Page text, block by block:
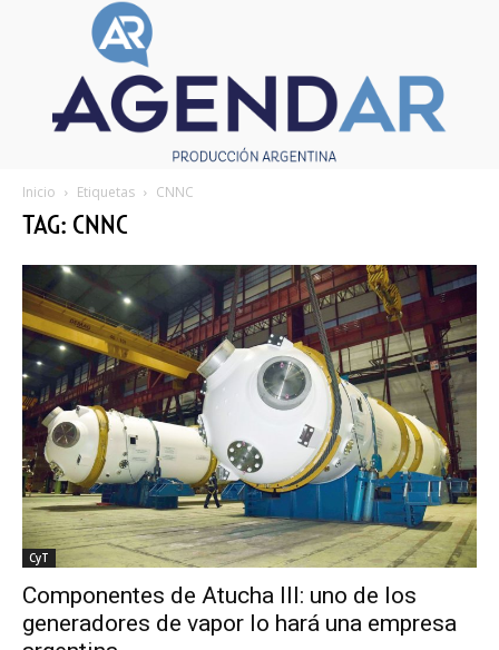
Inicio Etiquetas CNNC
TAG: CNNC
CyT
Componentes de Atucha III: uno de los
generadores de vapor lo hará una empresa